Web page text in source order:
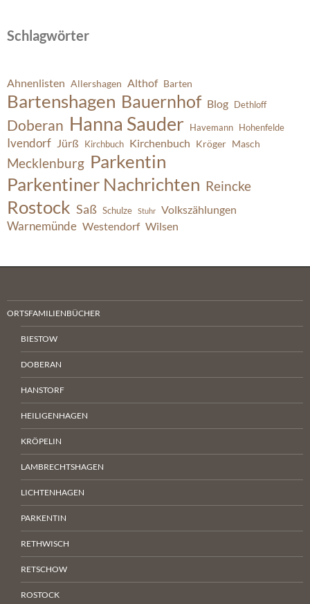
Schlagwörter
Ahnenlisten Allershagen Althof Barten
Bartenshagen Bauernhof Blog Dethloff
Doberan Hanna Sauder Havemann Hohenfelde
Ivendorf Jürß Kirchbuch Kirchenbuch Kröger Masch
Mecklenburg Parkentin
Parkentiner Nachrichten Reincke
Rostock Saß Schulze Stuhr Volkszählungen
Warnemünde Westendorf Wilsen
ORTSFAMILIENBÜCHER
BIESTOW
DOBERAN
HANSTORF
HEILIGENHAGEN
KRÖPELIN
LAMBRECHTSHAGEN
LICHTENHAGEN
PARKENTIN
RETHWISCH
RETSCHOW
ROSTOCK